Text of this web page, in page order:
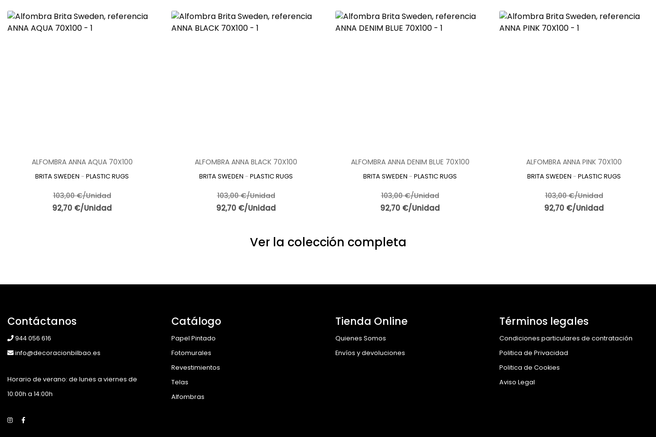
ALFOMBRA ANNA AQUA 70X100
BRITA SWEDEN - PLASTIC RUGS
103,00 €/Unidad
92,70 €/Unidad
ALFOMBRA ANNA BLACK 70X100
BRITA SWEDEN - PLASTIC RUGS
103,00 €/Unidad
92,70 €/Unidad
ALFOMBRA ANNA DENIM BLUE 70X100
BRITA SWEDEN - PLASTIC RUGS
103,00 €/Unidad
92,70 €/Unidad
ALFOMBRA ANNA PINK 70X100
BRITA SWEDEN - PLASTIC RUGS
103,00 €/Unidad
92,70 €/Unidad
Ver la colección completa
Contáctanos
944 056 616
info@decoracionbilbao.es
Horario de verano: de lunes a viernes de
10:00h a 14:00h
Catálogo
Papel Pintado
Fotomurales
Revestimientos
Telas
Alfombras
Tienda Online
Quienes Somos
Envíos y devoluciones
Términos legales
Condiciones particulares de contratación
Politica de Privacidad
Politica de Cookies
Aviso Legal